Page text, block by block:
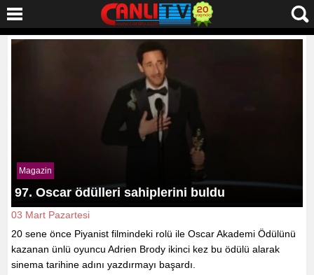
Magazin
97. Oscar ödülleri sahiplerini buldu
03 Mart Pazartesi
20 sene önce Piyanist filmindeki rolü ile Oscar Akademi Ödülünü
kazanan ünlü oyuncu Adrien Brody ikinci kez bu ödülü alarak
sinema tarihine adını yazdırmayı başardı.